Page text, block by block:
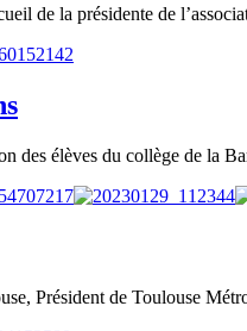
de la présidente de
élèves du collège de la
Président de Toulouse